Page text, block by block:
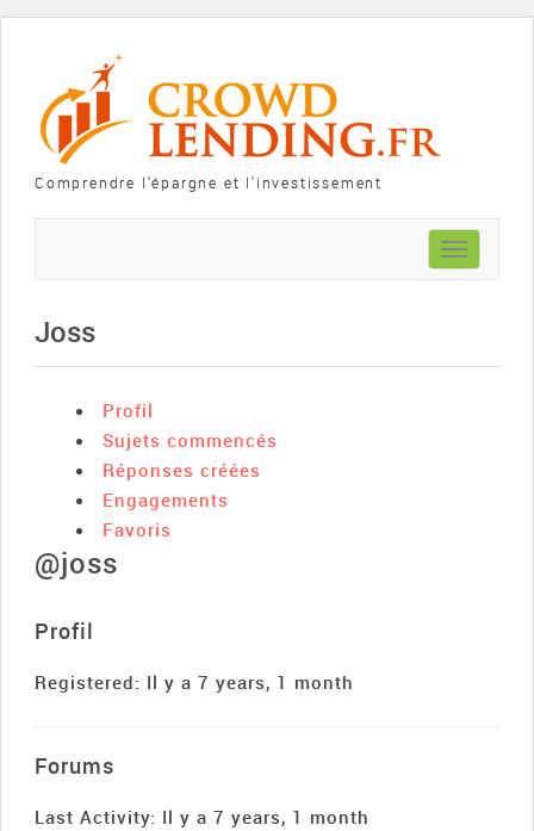
Comprendre l'épargne et l'investissement
Toggle
navigation
Joss
Profil
Sujets commencés
Réponses créées
Engagements
Favoris
@joss
Profil
Registered: Il y a 7 years, 1 month
Forums
Last Activity: Il y a 7 years, 1 month